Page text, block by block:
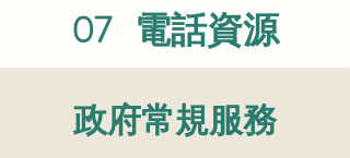
07 電話資源
政府常規服務